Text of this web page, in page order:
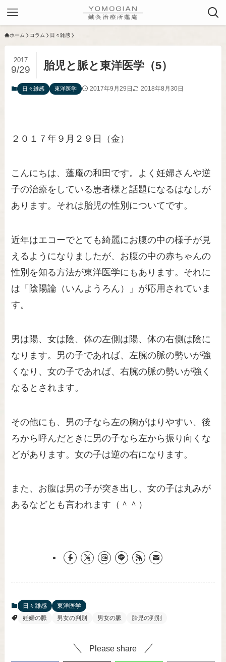
ホーム コラム 日々雑感
胎児と脈と東洋医学（5）
2017
9/29
日々雑感 東洋医学 2017年9月29日 2018年8月30日
２０１７年９月２９日（金）
こんにちは、蓬庵の和田です。よく妊婦さんや逆
子の治療をしている患者様と話題になるはなしが
あります。それは胎児の性別についてです。
近年はエコーでとても綺麗にお腹の中の様子が見
えるようになりましたが、お腹の中の赤ちゃんの
性別を知る方法が東洋医学にもあります。それに
は「陰陽論（いんようろん）」が応用されていま
す。
男は陽、女は陰、体の左側は陽、体の右側は陰に
なります。男の子であれば、左腕の脈の勢いが強
くなり、女の子であれば、右腕の脈の勢いが強く
なるとされます。
その他にも、男の子なら左の胸がはりやすい、後
ろから呼んだときに男の子なら左から振り向くな
どがあります。女の子は逆の右になります。
また、お腹は男の子が突き出し、女の子は丸みが
あるなどとも言われます（＾＾）
日々雑感
東洋医学
妊婦の脈
男女の判別 男女の脈 胎児の判別
Please share